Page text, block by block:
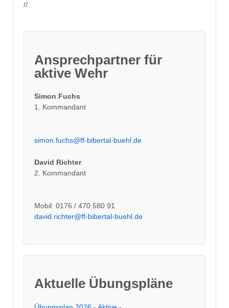
//
Ansprechpartner für
aktive Wehr
Simon Fuchs
1. Kommandant
simon.fuchs@ff-bibertal-buehl.de
David Richter
2. Kommandant
Mobil: 0176 / 470 580 91
david.richter@ff-bibertal-buehl.de
Aktuelle Übungspläne